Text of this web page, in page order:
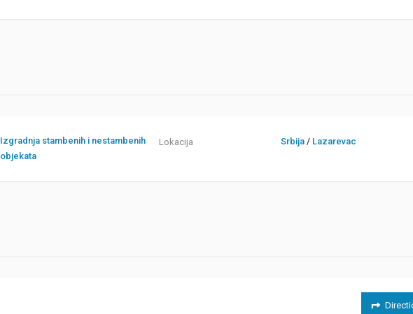
Izgradnja stambenih i nestambenih
objekata
Lokacija Srbija/ Lazarevac